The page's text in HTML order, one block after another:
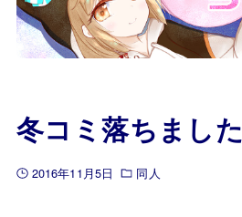
冬コミ落ちました
2016年11月5日 同人